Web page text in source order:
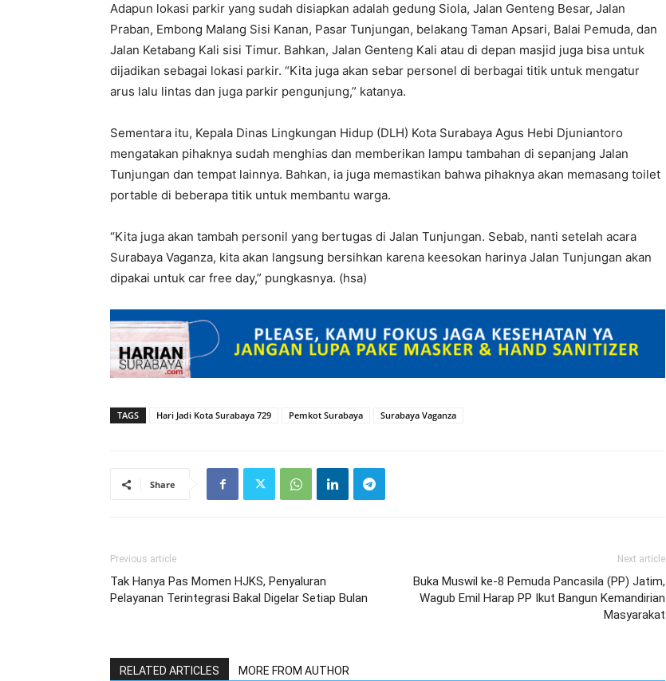
Adapun lokasi parkir yang sudah disiapkan adalah gedung Siola, Jalan Genteng Besar, Jalan
Praban, Embong Malang Sisi Kanan, Pasar Tunjungan, belakang Taman Apsari, Balai Pemuda, dan
Jalan Ketabang Kali sisi Timur. Bahkan, Jalan Genteng Kali atau di depan masjid juga bisa untuk
dijadikan sebagai lokasi parkir. “Kita juga akan sebar personel di berbagai titik untuk mengatur
arus lalu lintas dan juga parkir pengunjung,” katanya.
Sementara itu, Kepala Dinas Lingkungan Hidup (DLH) Kota Surabaya Agus Hebi Djuniantoro
mengatakan pihaknya sudah menghias dan memberikan lampu tambahan di sepanjang Jalan
Tunjungan dan tempat lainnya. Bahkan, ia juga memastikan bahwa pihaknya akan memasang toilet
portable di beberapa titik untuk membantu warga.
“Kita juga akan tambah personil yang bertugas di Jalan Tunjungan. Sebab, nanti setelah acara
Surabaya Vaganza, kita akan langsung bersihkan karena keesokan harinya Jalan Tunjungan akan
dipakai untuk car free day,” pungkasnya. (hsa)
TAGS Hari Jadi Kota Surabaya 729 Pemkot Surabaya Surabaya Vaganza
Share
Previous article
Tak Hanya Pas Momen HJKS, Penyaluran
Pelayanan Terintegrasi Bakal Digelar Setiap Bulan
Next article
Buka Muswil ke-8 Pemuda Pancasila (PP) Jatim,
Wagub Emil Harap PP Ikut Bangun Kemandirian
Masyarakat
RELATED ARTICLES MORE FROM AUTHOR